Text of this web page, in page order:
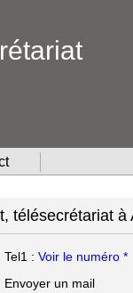
télésecrétariat à
Tel1 : Voir le numéro *
Envoyer un mail